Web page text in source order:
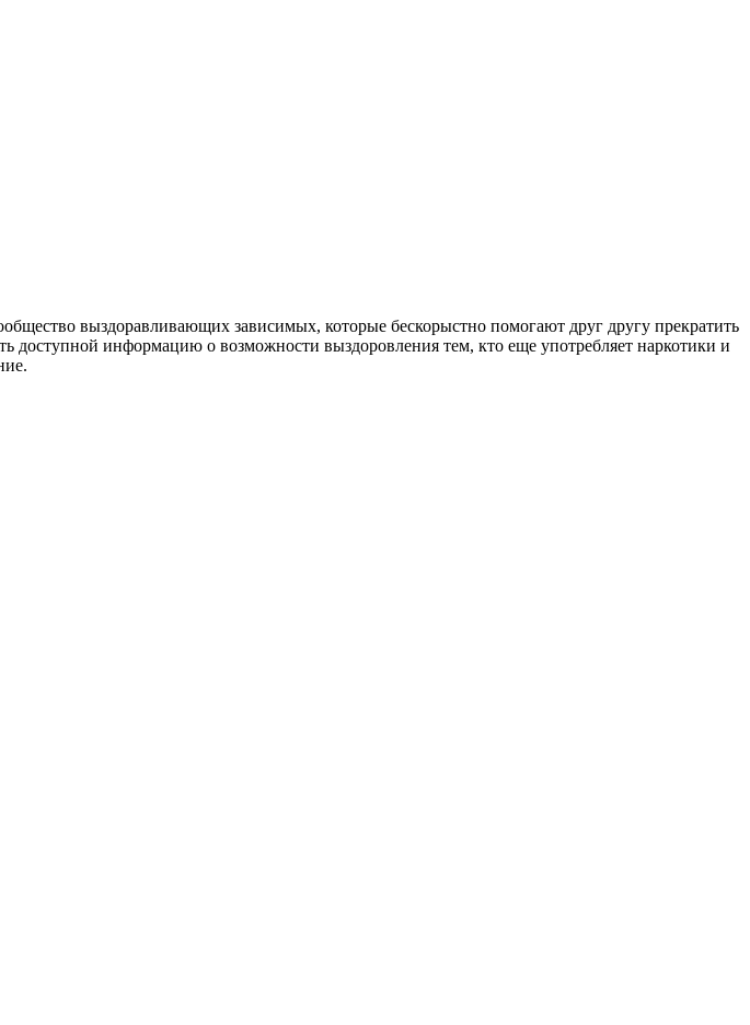
выздоравливающих зависимых, которые бескорыстно помогают друг другу прекратить
доступной информацию о возможности выздоровления тем, кто еще употребляет наркотики и